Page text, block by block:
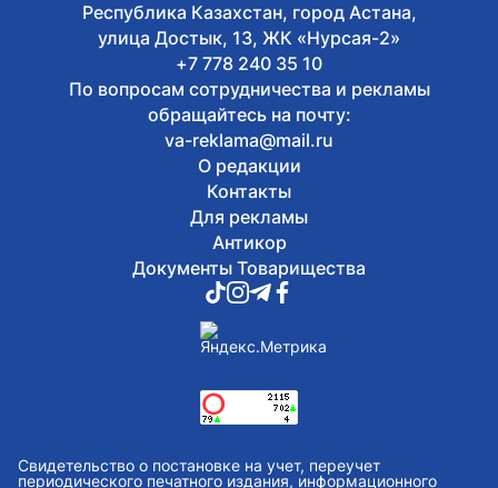
Сегодня, 17:25
В Казахстане издали книгу с
избранными высказываниями Касым-
Республика Казахстан, город Астана,
улица Достык, 13, ЖК «Нурсая-2»
+7 778 240 35 10
По вопросам сотрудничества и рекламы
обращайтесь на почту:
va-reklama@mail.ru
О редакции
Контакты
Для рекламы
Антикор
Документы Товарищества
Свидетельство о постановке на учет, переучет
периодического печатного издания, информационного